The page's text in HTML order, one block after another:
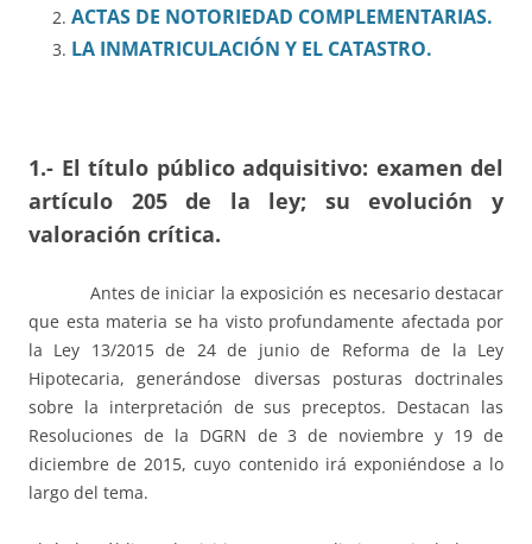
ACTAS DE NOTORIEDAD COMPLEMENTARIAS.
LA INMATRICULACIÓN Y EL CATASTRO.
1.- El título público adquisitivo: examen del
artículo 205 de la ley; su evolución y
valoración crítica.
Antes de iniciar la exposición es necesario destacar
que esta materia se ha visto profundamente afectada por
la Ley 13/2015 de 24 de junio de Reforma de la Ley
Hipotecaria, generándose diversas posturas doctrinales
sobre la interpretación de sus preceptos. Destacan las
Resoluciones de la DGRN de 3 de noviembre y 19 de
diciembre de 2015, cuyo contenido irá exponiéndose a lo
largo del tema.